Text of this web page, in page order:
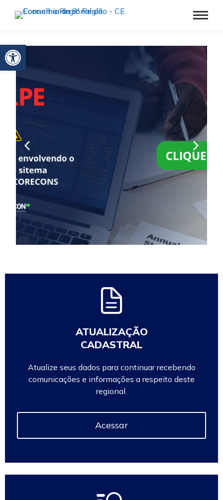
Barra de Ferramentas Aberta
ATUALIZAÇÃO
CADASTRAL
Atualize seus dados para continuar recebendo
comunicações e informações a respeito deste
regional.
Acessar